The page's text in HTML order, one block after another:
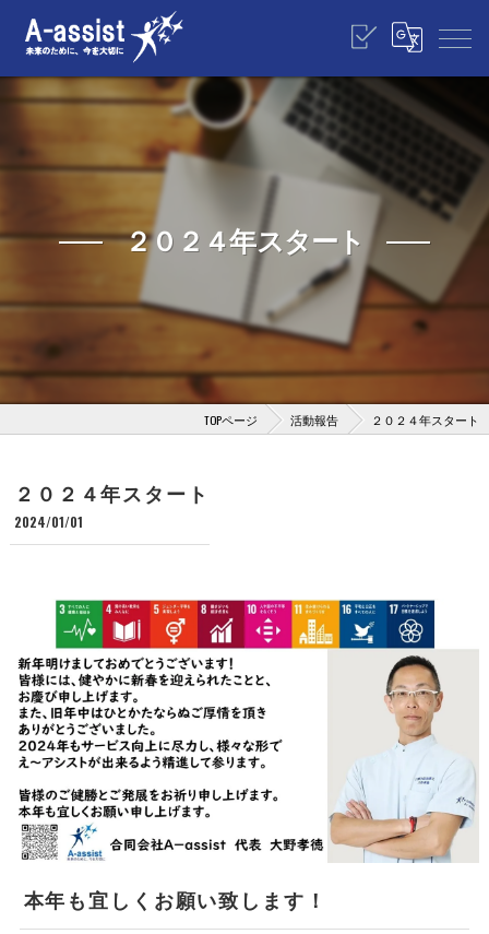
２０２４年スタート
TOPページ 活動報告 ２０２４年スタート
２０２４年スタート
2024/01/01
本年も宜しくお願い致します！